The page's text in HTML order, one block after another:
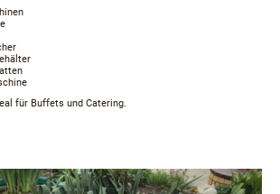
für Buffets und Catering.